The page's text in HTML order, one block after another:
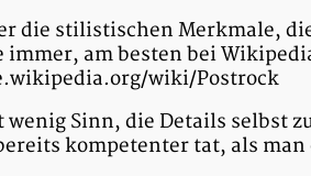
die stilistischen Merkmale,
immer, am besten bei
wiki/Postrock
wenig Sinn, die Details selbst
kompetenter tat, als man